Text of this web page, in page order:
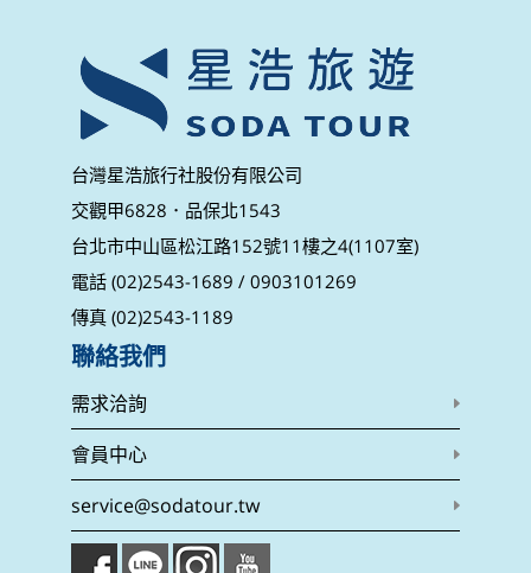
台灣星浩旅行社股份有限公司
交觀甲6828．品保北1543
台北市中山區松江路152號11樓之4(1107室)
電話 (02)2543-1689 / 0903101269
傳真 (02)2543-1189
聯絡我們
需求洽詢
會員中心
service@sodatour.tw